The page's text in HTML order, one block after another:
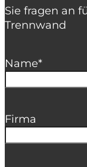
Sie fragen an
Trennwand
Name*
Firma